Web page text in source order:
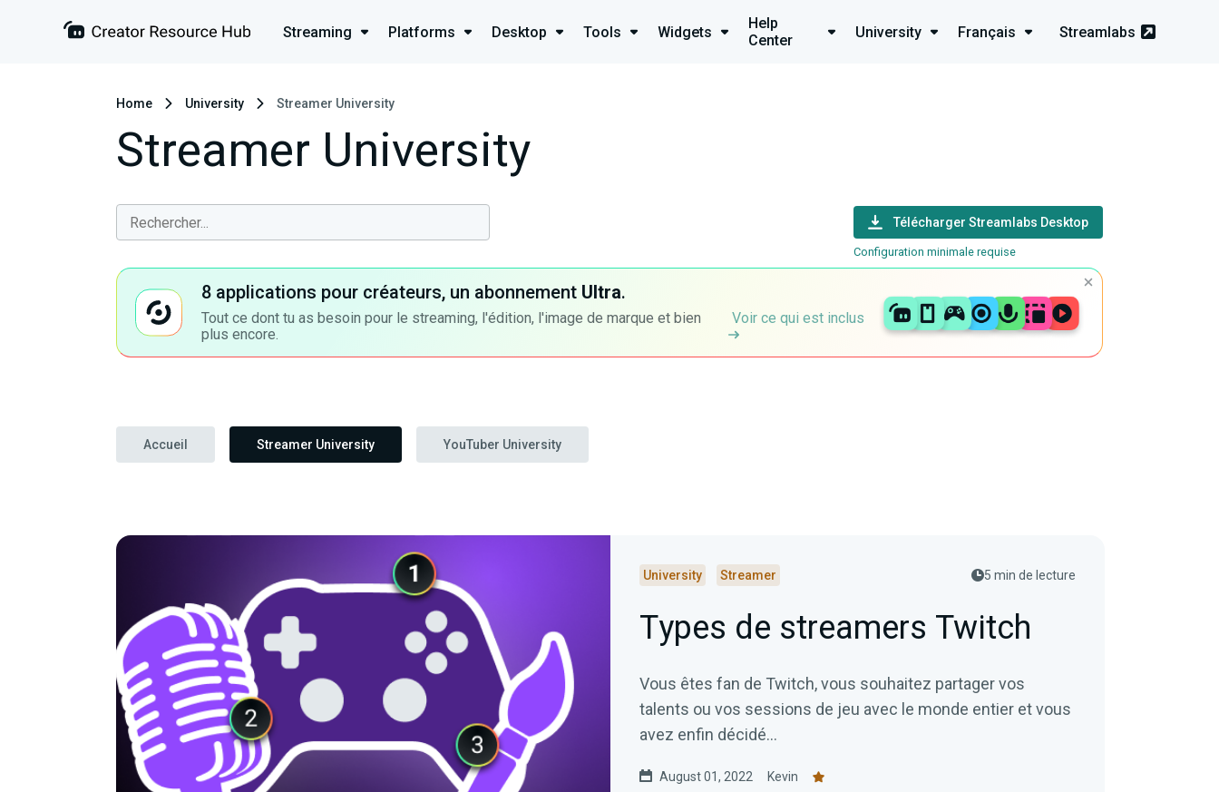
Streaming Platforms Desktop Tools Widgets
Help
Center
University Français Streamlabs
Home University Streamer University
Streamer University
Télécharger Streamlabs Desktop
Configuration minimale requise
8 applications pour créateurs, un abonnement Ultra.
Tout ce dont tu as besoin pour le streaming, l'édition, l'image de marque et bien
plus encore.
Voir ce qui est inclus
Accueil Streamer University YouTuber University
University Streamer 5 min de lecture
Types de streamers Twitch
Vous êtes fan de Twitch, vous souhaitez partager vos
talents ou vos sessions de jeu avec le monde entier et vous
avez enfin décidé...
August 01, 2022 Kevin